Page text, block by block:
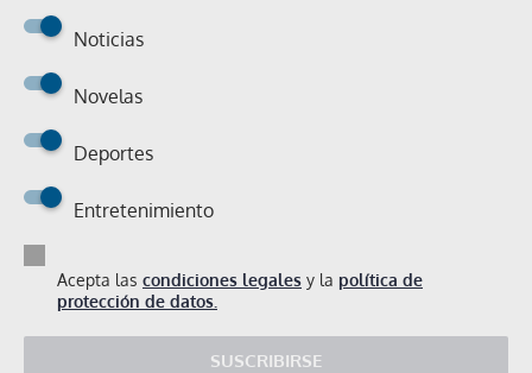
Noticias
Novelas
Deportes
Entretenimiento
Acepta las condiciones legales y la política de
protección de datos.
SUSCRIBIRSE